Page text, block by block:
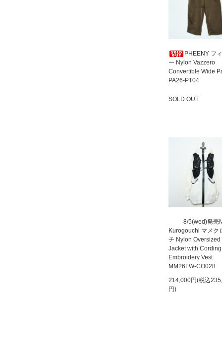
PHEENY フ
ー Nylon Vazzero
Convertible Wide
PA26-PT04
SOLD OUT
8/5(wed)発売
Kurogouchi マメク
チ Nylon Oversized
Jacket with Cording
Embroidery Vest
MM26FW-CO028
214,000円(税込
円)